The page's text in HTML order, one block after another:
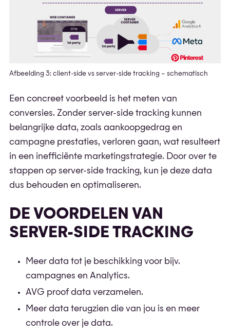
Afbeelding 3: client-side vs server-side tracking – schematisch
Een concreet voorbeeld is het meten van
conversies. Zonder server-side tracking kunnen
belangrijke data, zoals aankoopgedrag en
campagne prestaties, verloren gaan, wat resulteert
in een inefficiënte marketingstrategie. Door over te
stappen op server-side tracking, kun je deze data
dus behouden en optimaliseren.
DE VOORDELEN VAN
SERVER-SIDE TRACKING
Meer data tot je beschikking voor bijv.
campagnes en Analytics.
AVG proof data verzamelen.
Meer data terugzien die van jou is en meer
controle over je data.